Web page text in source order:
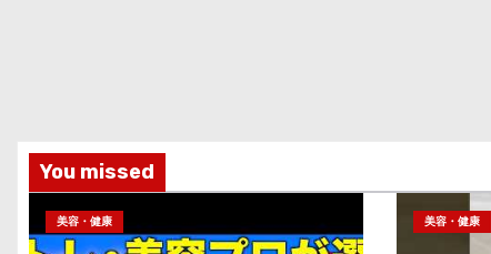
You missed
美容・健康 美容・健康